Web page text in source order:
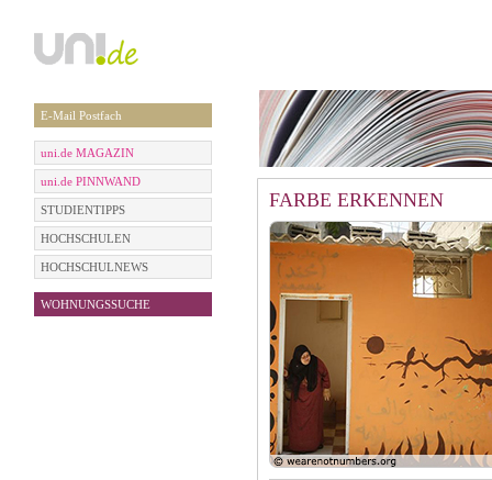
E-Mail Postfach
uni.de MAGAZIN
uni.de PINNWAND
STUDIENTIPPS
HOCHSCHULEN
HOCHSCHULNEWS
WOHNUNGSSUCHE
FARBE ERKENNEN